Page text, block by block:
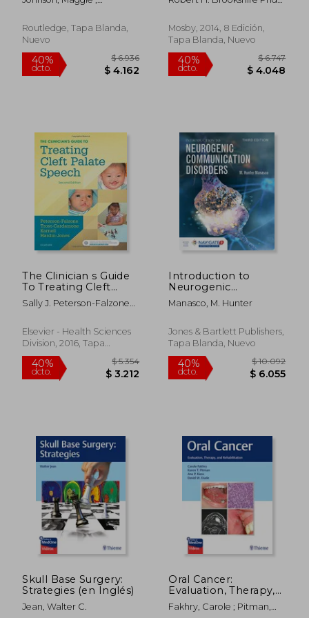
40%
dcto.
$ 1.406
$ 843
40%
dcto.
40% 40%
Routledge, Tapa Blanda,
Nuevo
Disorders (en Inglés)
Phd Ccc-Slp Bc-Ncd
Mosby, 2014, 8 Edición,
Tapa Blanda, Nuevo
The Clinician s Guide
To Treating Cleft
Palate Speech, 2e (en
Inglés)
Sally J. Peterson-Falzone
Cardamone Phd,michael P.
Karnell Phd,mary A.
Hardin-Jones Phd
Elsevier - Health Sciences
Division, 2016, Tapa
Blanda, Nuevo
Introduction to
Neurogenic
Communication
Disorders (en Inglés)
Manasco, M. Hunter
Jones & Bartlett Publishers,
Tapa Blanda, Nuevo
Skull Base Surgery:
Strategies (en Inglés)
Jean, Walter C.
Oral Cancer:
Evaluation, Therapy,
and Rehabilitation
(en Inglés)
Fakhry, Carole ; Pitman,